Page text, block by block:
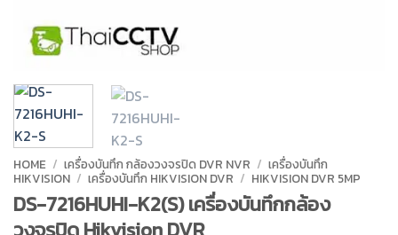
HOME / เครื่องบันทึก กล้องวงจรปิด DVR NVR / เครื่องบันทึก
HIKVISION / เครื่องบันทึก HIKVISION DVR / HIKVISION DVR 5MP
DS-7216HUHI-K2(S) เครื่องบันทึกกล้อง